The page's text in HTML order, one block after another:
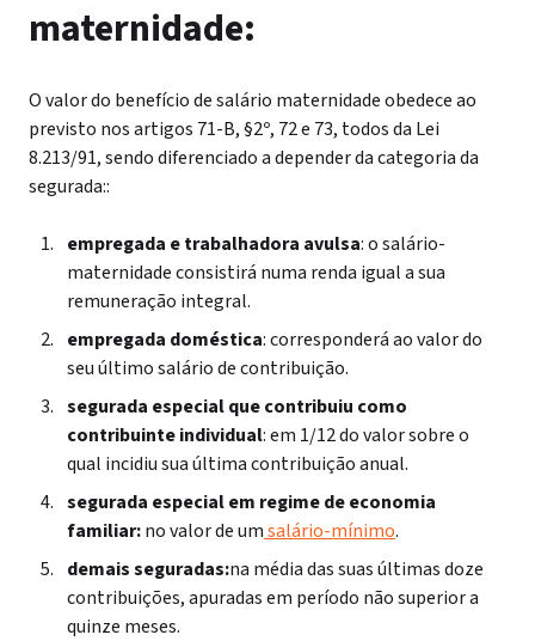
maternidade:
O valor do benefício de salário maternidade obedece ao
previsto nos artigos 71-B, §2º, 72 e 73, todos da Lei
8.213/91, sendo diferenciado a depender da categoria da
segurada::
empregada e trabalhadora avulsa: o salário-
maternidade consistirá numa renda igual a sua
remuneração integral.
empregada doméstica: corresponderá ao valor do
seu último salário de contribuição.
segurada especial que contribuiu como
contribuinte individual: em 1/12 do valor sobre o
qual incidiu sua última contribuição anual.
segurada especial em regime de economia
familiar:no valor de umsalário-mínimo.
demais seguradas:na média das suas últimas doze
contribuições, apuradas em período não superior a
quinze meses.